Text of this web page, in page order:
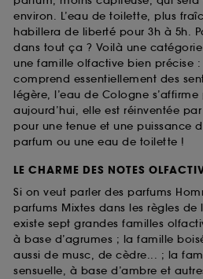
environ. L’eau de toilette, plus
habillera de liberté pour 3h à 5h.
dans tout ça ? Voilà une
une famille olfactive bien précise
comprend essentiellement des
légère, l’eau de Cologne
aujourd’hui, elle est réinventée
pour une tenue et une puissance
parfum ou une eau de toilette !
LE CHARME DES NOTES
Si on veut parler des parfums
parfums Mixtes dans les règles de
existe sept grandes familles
à base d’agrumes ; la famille
aussi de musc, de cèdre... ; la
sensuelle, à base d’ambre et